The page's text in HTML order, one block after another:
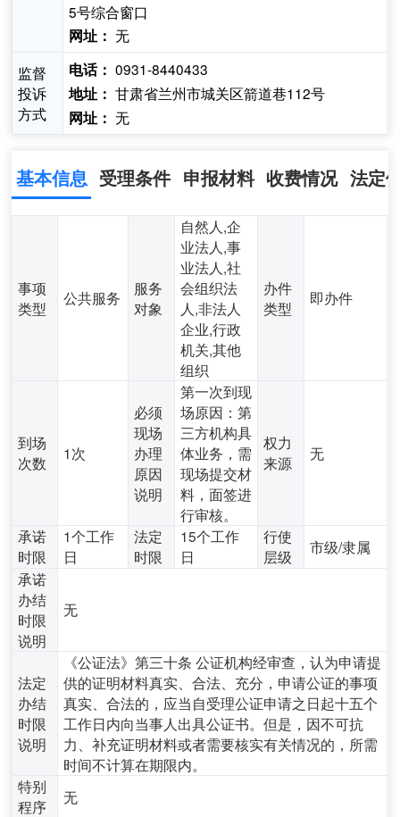
5号综合窗口
网址： 无
监督
投诉
方式
电话： 0931-8440433
地址： 甘肃省兰州市城关区箭道巷112号
网址： 无
基本信息 受理条件 申报材料 收费情况 法定
事项
类型
公共服务
服务
对象
自然人,企
业法人,事
业法人,社
会组织法
人,非法人
企业,行政
机关,其他
组织
办件
类型
即办件
到场
次数
1次
必须
现场
办理
原因
说明
第一次到现
场原因：第
三方机构具
体业务，需
现场提交材
料，面签进
行审核。
权力
来源
无
承诺
时限
1个工作
日
法定
时限
15个工作
日
行使
层级
市级/隶属
承诺
办结
时限
说明
无
法定
办结
时限
说明
《公证法》第三十条 公证机构经审查，认为申请提
供的证明材料真实、合法、充分，申请公证的事项
真实、合法的，应当自受理公证申请之日起十五个
工作日内向当事人出具公证书。但是，因不可抗
力、补充证明材料或者需要核实有关情况的，所需
时间不计算在期限内。
特别
程序
无